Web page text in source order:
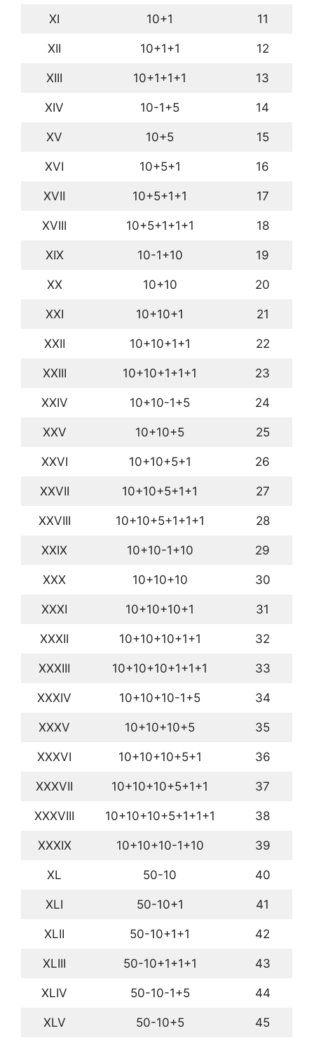
XI 10+1 11
XII 10+1+1 12
XIII 10+1+1+1 13
XIV 10-1+5 14
XV 10+5 15
XVI 10+5+1 16
XVII 10+5+1+1 17
XVIII 10+5+1+1+1 18
XIX 10-1+10 19
XX 10+10 20
XXI 10+10+1 21
XXII 10+10+1+1 22
XXIII 10+10+1+1+1 23
XXIV 10+10-1+5 24
XXV 10+10+5 25
XXVI 10+10+5+1 26
XXVII 10+10+5+1+1 27
XXVIII 10+10+5+1+1+1 28
XXIX 10+10-1+10 29
XXX 10+10+10 30
XXXI 10+10+10+1 31
XXXII 10+10+10+1+1 32
XXXIII 10+10+10+1+1+1 33
XXXIV 10+10+10-1+5 34
XXXV 10+10+10+5 35
XXXVI 10+10+10+5+1 36
XXXVII 10+10+10+5+1+1 37
XXXVIII 10+10+10+5+1+1+1 38
XXXIX 10+10+10-1+10 39
XL 50-10 40
XLI 50-10+1 41
XLII 50-10+1+1 42
XLIII 50-10+1+1+1 43
XLIV 50-10-1+5 44
XLV 50-10+5 45